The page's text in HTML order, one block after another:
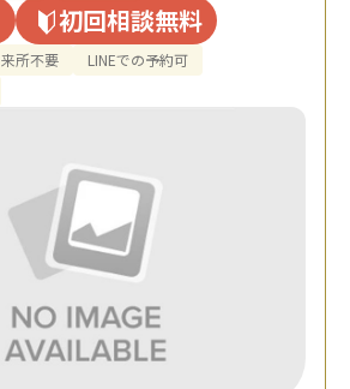
初回相談無料
来所不要
LINEでの予約可